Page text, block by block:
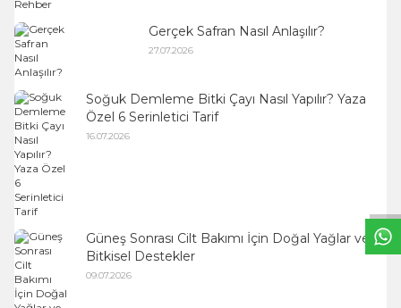
Gerçek Safran Nasıl Anlaşılır?
27.07.2026
Soğuk Demleme Bitki Çayı Nasıl Yapılır? Yaza
Özel 6 Serinletici Tarif
16.07.2026
Güneş Sonrası Cilt Bakımı İçin Doğal Yağlar ve
Bitkisel Destekler
09.07.2026